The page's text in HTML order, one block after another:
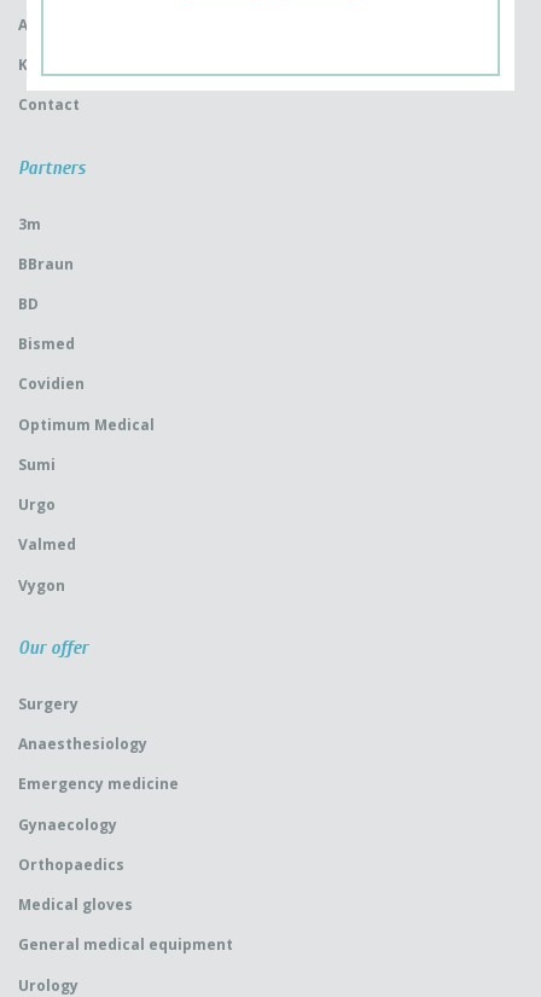
About the company
Kariera
Contact
Partners
3m
BBraun
BD
Bismed
Covidien
Optimum Medical
Sumi
Urgo
Valmed
Vygon
Our offer
Surgery
Anaesthesiology
Emergency medicine
Gynaecology
Orthopaedics
Medical gloves
General medical equipment
Urology